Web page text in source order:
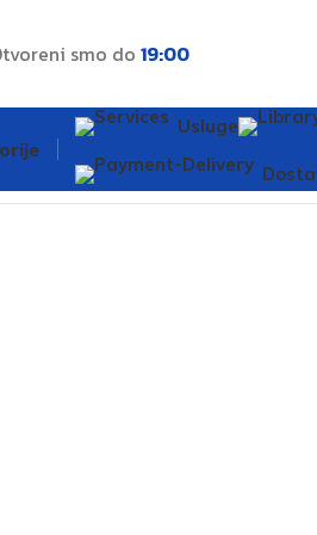
smo do 19:00
Usluge
Cijev pvc 32×500